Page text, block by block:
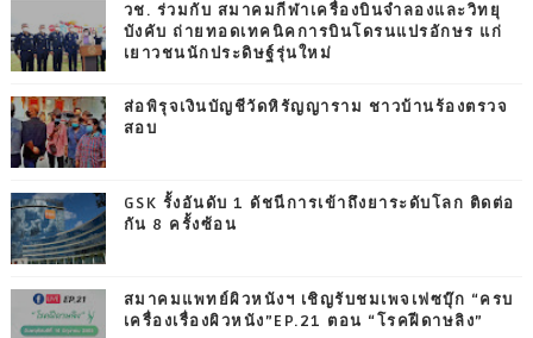
วช. ร่วมกับ สมาคมกีฬาเครื่องบินจำลองและวิทยุ
บังคับ ถ่ายทอดเทคนิคการบินโดรนแปรอักษร แก่
เยาวชนนักประดิษฐ์รุ่นใหม่
ส่อพิรุจเงินบัญชีวัดหิรัญญาราม ชาวบ้านร้องตรวจ
สอบ
GSK รั้งอันดับ 1 ดัชนีการเข้าถึงยาระดับโลก ติดต่อ
กัน 8 ครั้งซ้อน
สมาคมแพทย์ผิวหนังฯ เชิญรับชมเพจเฟซบุ๊ก “ครบ
เครื่องเรื่องผิวหนัง”EP.21 ตอน “โรคฝีดาษลิง”